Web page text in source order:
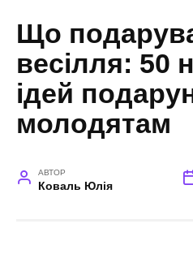
Що
весілля: 50
ідей
молодятам
АВТОР
Коваль Юлія